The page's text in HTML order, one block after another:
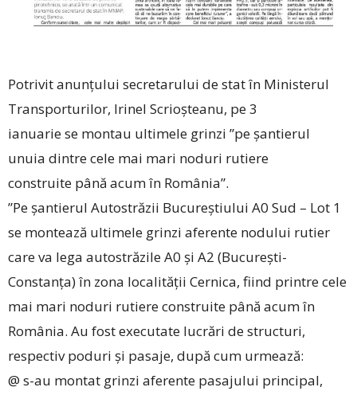
Potrivit anunțului secretarului de stat în Ministerul
Transporturilor, Irinel Scrioșteanu, pe 3
ianuarie se montau ultimele grinzi ”pe șantierul
unuia dintre cele mai mari noduri rutiere
construite până acum în România”.
”Pe șantierul Autostrăzii Bucureștiului A0 Sud – Lot 1
se montează ultimele grinzi aferente nodului rutier
care va lega autostrăzile A0 și A2 (București-
Constanța) în zona localității Cernica, fiind printre cele
mai mari noduri rutiere construite până acum în
România. Au fost executate lucrări de structuri,
respectiv poduri și pasaje, după cum urmează:
@ s-au montat grinzi aferente pasajului principal,